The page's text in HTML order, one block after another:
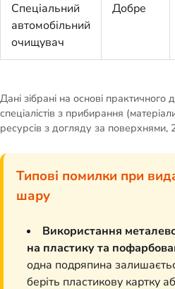
Спеціальний
автомобільний
очищувач
Добре
Дані зібрані на основі практичного
спеціалістів з прибирання
ресурсів з догляду за
Типові помилки при
шару
Використання
на пластику та
одна подряпина
беріть пластикову картку